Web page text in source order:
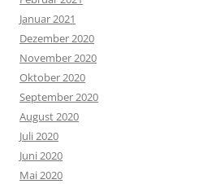
Januar 2021
Dezember 2020
November 2020
Oktober 2020
September 2020
August 2020
Juli 2020
Juni 2020
Mai 2020